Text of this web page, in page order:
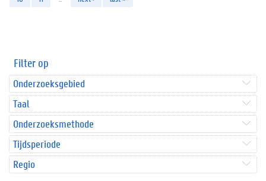
Filter op
Onderzoeksgebied
Taal
Onderzoeksmethode
Tijdsperiode
Regio